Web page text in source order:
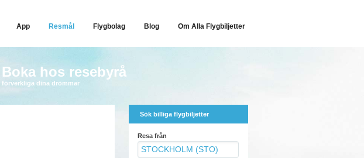
App Resmål Flygbolag Blog Om Alla Flygbiljetter
Boka hos resebyrå
förverkliga dina drömmar
Sök billiga flygbiljetter
Resa från